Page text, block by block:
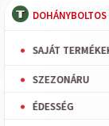
SAJÁT
SZEZONÁRU
ÉDESSÉG